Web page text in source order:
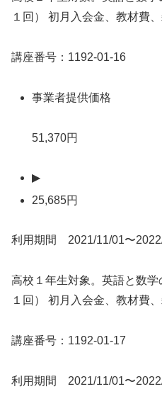
１回） 初月入会金、教材費、
講座番号：1192-01-16
事業者提供価格
51,370円
▶
25,685円
利用期間 2021/11/01〜
高校１年生対象。英語と数
１回） 初月入会金、教材費、
講座番号：1192-01-17
利用期間 2021/11/01〜